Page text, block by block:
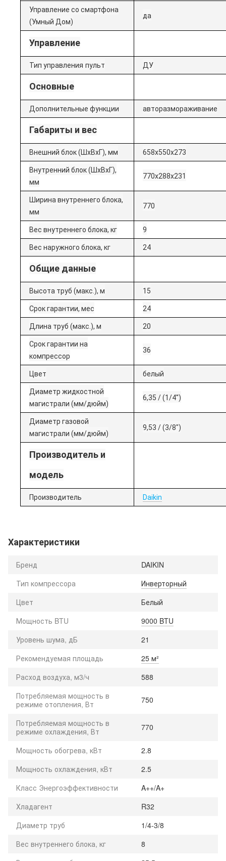
Управление со смартфона
(Умный Дом)
да
Управление
Тип управления пульт ДУ
Основные
Дополнительные функции авторазмораживание
Габариты и вес
Внешний блок (ШхВхГ), мм 658x550x273
Внутренний блок (ШхВхГ),
мм
770x288x231
Ширина внутреннего блока,
мм
770
Вес внутреннего блока, кг 9
Вес наружного блока, кг 24
Общие данные
Высота труб (макс.), м 15
Срок гарантии, мес 24
Длина труб (макс.), м 20
Срок гарантии на
компрессор
36
Цвет белый
Диаметр жидкостной
магистрали (мм/дюйм)
6,35 / (1/4'')
Диаметр газовой
магистрали (мм/дюйм)
9,53 / (3/8")
Производитель и
модель
Производитель Daikin
Характеристики
Бренд
DAIKIN
Тип компрессора
Инверторный
Цвет
Белый
Мощность BTU
9000 BTU
Уровень шума, дБ
21
Рекомендуемая площадь
25 м²
Расход воздуха, м3/ч
588
Потребляемая мощность в
режиме отопления, Вт
750
Потребляемая мощность в
режиме охлаждения, Вт
770
Мощность обогрева, кВт
2.8
Мощность охлаждения, кВт
2.5
Класс Энергоэффективности
A++/A+
Хладагент
R32
Диаметр труб
1/4-3/8
Вес внутреннего блока, кг
8